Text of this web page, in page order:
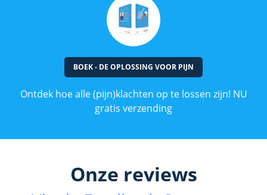
BOEK - DE OPLOSSING VOOR PIJN
Ontdek hoe alle (pijn)klachten op te lossen zijn! NU
gratis verzending
Onze reviews